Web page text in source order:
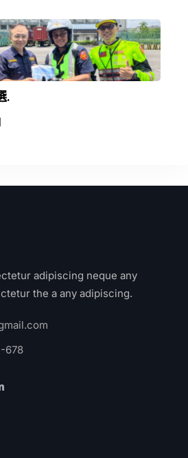
.
adipiscing neque any
the a any adipiscing.
678